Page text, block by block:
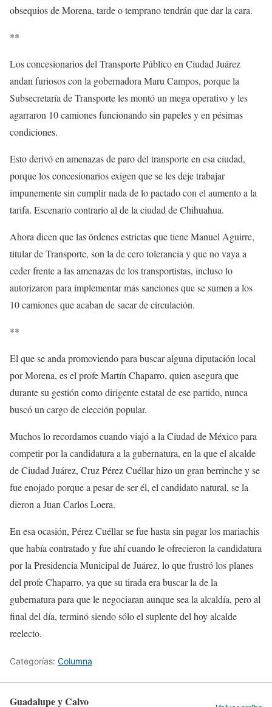
obsequios de Morena, tarde o temprano tendrán que dar la cara.
**
Los concesionarios del Transporte Público en Ciudad Juárez
andan furiosos con la gobernadora Maru Campos, porque la
Subsecretaría de Transporte les montó un mega operativo y les
agarraron 10 camiones funcionando sin papeles y en pésimas
condiciones.
Esto derivó en amenazas de paro del transporte en esa ciudad,
porque los concesionarios exigen que se les deje trabajar
impunemente sin cumplir nada de lo pactado con el aumento a la
tarifa. Escenario contrario al de la ciudad de Chihuahua.
Ahora dicen que las órdenes estrictas que tiene Manuel Aguirre,
titular de Transporte, son la de cero tolerancia y que no vaya a
ceder frente a las amenazas de los transportistas, incluso lo
autorizaron para implementar más sanciones que se sumen a los
10 camiones que acaban de sacar de circulación.
**
El que se anda promoviendo para buscar alguna diputación local
por Morena, es el profe Martín Chaparro, quien asegura que
durante su gestión como dirigente estatal de ese partido, nunca
buscó un cargo de elección popular.
Muchos lo recordamos cuando viajó a la Ciudad de México para
competir por la candidatura a la gubernatura, en la que el alcalde
de Ciudad Juárez, Cruz Pérez Cuéllar hizo un gran berrinche y se
fue enojado porque a pesar de ser él, el candidato natural, se la
dieron a Juan Carlos Loera.
En esa ocasión, Pérez Cuéllar se fue hasta sin pagar los mariachis
que había contratado y fue ahí cuando le ofrecieron la candidatura
por la Presidencia Municipal de Juárez, lo que frustró los planes
del profe Chaparro, ya que su tirada era buscar la de la
gubernatura para que le negociaran aunque sea la alcaldía, pero al
final del día, terminó siendo sólo el suplente del hoy alcalde
reelecto.
Categorías: Columna
Guadalupe y Calvo